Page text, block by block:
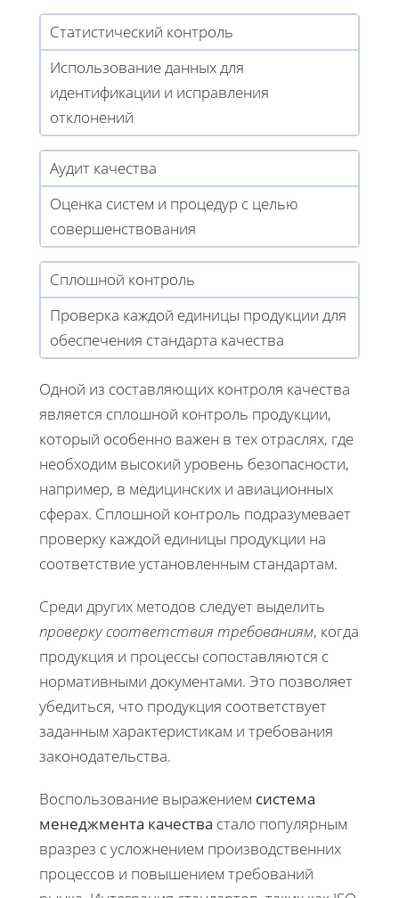
Статистический контроль
Использование данных для
идентификации и исправления
отклонений
Аудит качества
Оценка систем и процедур с целью
совершенствования
Сплошной контроль
Проверка каждой единицы продукции для
обеспечения стандарта качества
Одной из составляющих контроля качества
является сплошной контроль продукции,
который особенно важен в тех отраслях, где
необходим высокий уровень безопасности,
например, в медицинских и авиационных
сферах. Сплошной контроль подразумевает
проверку каждой единицы продукции на
соответствие установленным стандартам.
Среди других методов следует выделить
проверку соответствия требованиям, когда
продукция и процессы сопоставляются с
нормативными документами. Это позволяет
убедиться, что продукция соответствует
заданным характеристикам и требования
законодательства.
Воспользование выражением система
менеджмента качества стало популярным
вразрез с усложнением производственних
процессов и повышением требований